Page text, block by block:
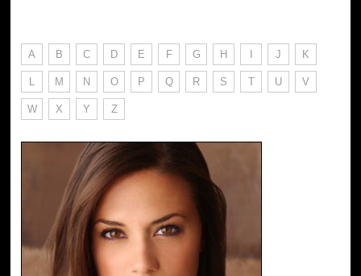
A B C D E F G H I J K
L M N O P Q R S T U V
W X Y Z